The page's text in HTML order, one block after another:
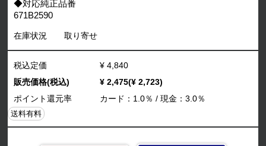
◆対応純正品番
671B2590
在庫状況 取り寄せ
税込定価
¥ 4,840
販売価格(税込)
¥ 2,475(¥ 2,723)
ポイント還元率
カード：1.0％ / 現金：3.0％
送料有料